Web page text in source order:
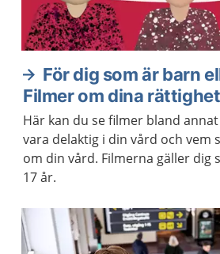
För dig som är barn
Filmer om dina
Här kan du se filmer bland
vara delaktig i din vård och vem
om din vård. Filmerna gäller dig
17 år.